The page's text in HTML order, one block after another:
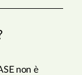
non è